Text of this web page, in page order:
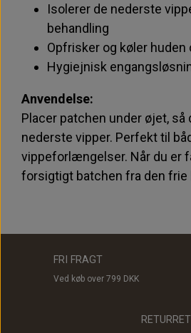
Isolerer de nederste
behandling
Opfrisker og køler huden
Hygiejnisk
Anvendelse:
Placer patchen under øjet,
nederste vipper. Perfekt til
vippeforlængelser. Når du er
forsigtigt batchen fra den frie
FRI FRAGT
Ved køb over 799 DKK
RETURRET